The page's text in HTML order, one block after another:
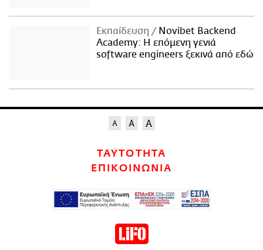
Εκπαίδευση
Novibet Backend
Academy: Η επόμενη γενιά
software engineers ξεκινά από εδώ
ΤΑΥΤΟΤΗΤΑ
ΕΠΙΚΟΙΝΩΝΙΑ